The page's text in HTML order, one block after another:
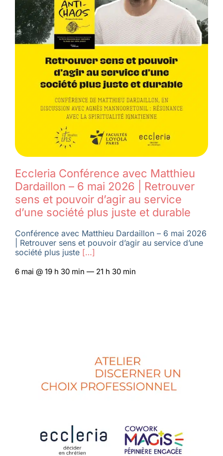
Eccleria Conférence avec Matthieu
Dardaillon – 6 mai 2026 | Retrouver
sens et pouvoir d’agir au service
d’une société plus juste et durable
Conférence avec Matthieu Dardaillon – 6 mai 2026
| Retrouver sens et pouvoir d’agir au service d’une
société plus juste[…]
6 mai @ 19 h 30 min — 21 h 30 min